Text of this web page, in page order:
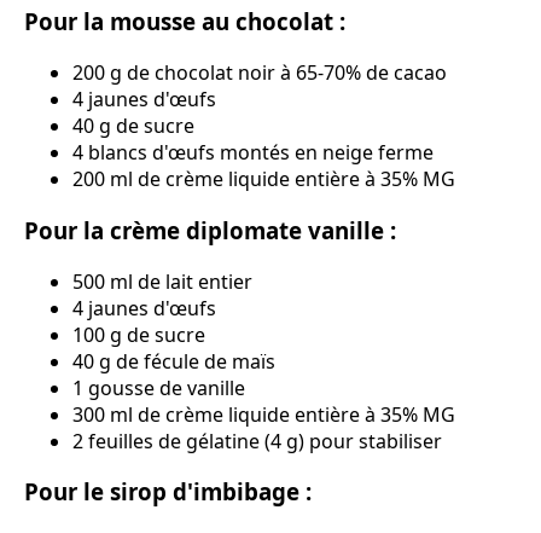
Pour la mousse au chocolat :
200 g de chocolat noir à 65-70% de cacao
4 jaunes d'œufs
40 g de sucre
4 blancs d'œufs montés en neige ferme
200 ml de crème liquide entière à 35% MG
Pour la crème diplomate vanille :
500 ml de lait entier
4 jaunes d'œufs
100 g de sucre
40 g de fécule de maïs
1 gousse de vanille
300 ml de crème liquide entière à 35% MG
2 feuilles de gélatine (4 g) pour stabiliser
Pour le sirop d'imbibage :